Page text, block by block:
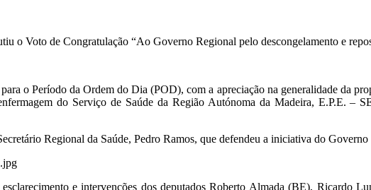
o Voto de Congratulação “Ao Governo Regional pelo descongelamento e
o Período da Ordem do Dia (POD), com a apreciação na generalidade da
do Serviço de Saúde da Região Autónoma da Madeira, E.P.E. –
Regional da Saúde, Pedro Ramos, que defendeu a iniciativa do
e intervenções dos deputados Roberto Almada (BE), Ricardo